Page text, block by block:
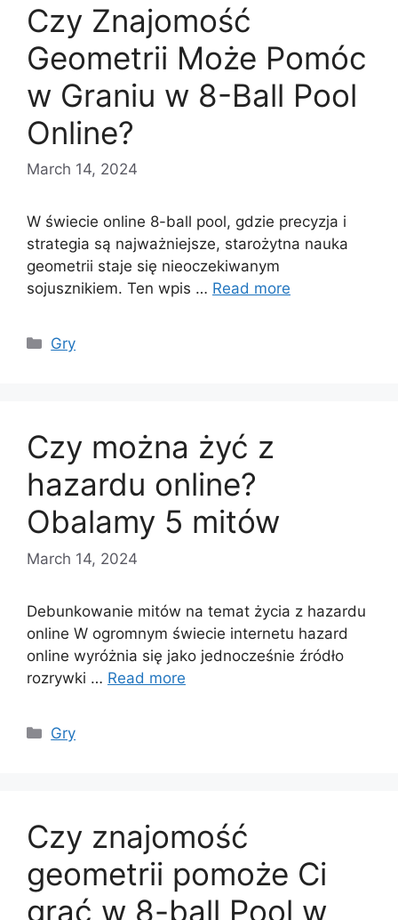
Czy Znajomość
Geometrii Może Pomóc
w Graniu w 8-Ball Pool
Online?
March 14, 2024
W świecie online 8-ball pool, gdzie precyzja i
strategia są najważniejsze, starożytna nauka
geometrii staje się nieoczekiwanym
sojusznikiem. Ten wpis … Read more
Categories
Gry
Czy można żyć z
hazardu online?
Obalamy 5 mitów
March 14, 2024
Debunkowanie mitów na temat życia z hazardu
online W ogromnym świecie internetu hazard
online wyróżnia się jako jednocześnie źródło
rozrywki … Read more
Categories
Gry
Czy znajomość
geometrii pomoże Ci
grać w 8-ball Pool w